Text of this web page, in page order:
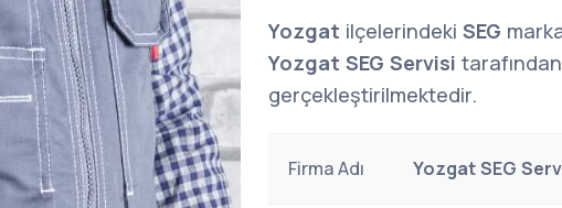
Yozgat ilçelerindeki SEG
Yozgat SEG Servisi
gerçekleştirilmektedir.
Firma Adı Yozgat SEG